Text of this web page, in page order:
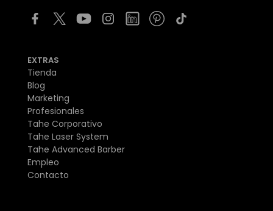
EXTRAS
Tienda
Blog
Marketing
Profesionales
Tahe Corporativo
Tahe Laser System
Tahe Advanced Barber
Empleo
Contacto